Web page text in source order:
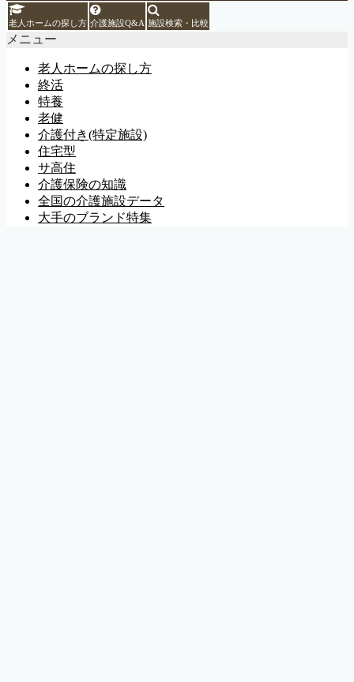
老人ホームの探し方 介護施設Q&A 施設検索・比較
メニュー
老人ホームの探し方
終活
特養
老健
介護付き(特定施設)
住宅型
サ高住
介護保険の知識
全国の介護施設データ
大手のブランド特集